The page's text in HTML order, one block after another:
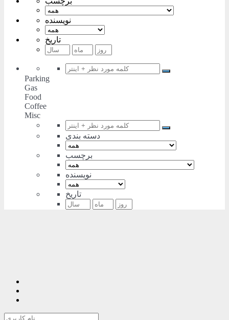
نویسنده
تاریخ
Parking
Gas
Food
Coffee
Misc
دسته بندی
برچسب
نویسنده
تاریخ